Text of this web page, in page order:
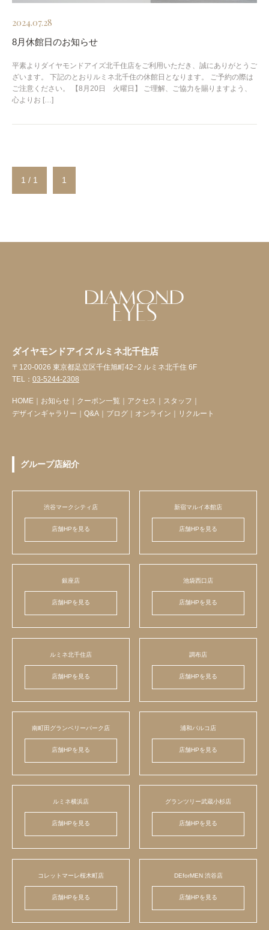
2024.07.28
8月休館日のお知らせ
平素よりダイヤモンドアイズ北千住店をご利用いただき、誠にありがとうご
ざいます。 下記のとおりルミネ北千住の休館日となります。 ご予約の際は
ご注意ください。 【8月20日 火曜日】 ご理解、ご協力を賜りますよう、
心よりお […]
1 / 1 1
ダイヤモンドアイズ ルミネ北千住店
〒120-0026 東京都足立区千住旭町42−2 ルミネ北千住 6F
TEL： 03-5244-2308
HOME お知らせ クーポン一覧 アクセス スタッフ
デザインギャラリー
Q&A ブログ オンライン リクルート
グループ店紹介
渋谷マークシティ店
店舗HPを見る
新宿マルイ本館店
店舗HPを見る
銀座店
店舗HPを見る
池袋西口店
店舗HPを見る
ルミネ北千住店
店舗HPを見る
調布店
店舗HPを見る
南町田グランベリーパーク店
店舗HPを見る
浦和パルコ店
店舗HPを見る
ルミネ横浜店
店舗HPを見る
グランツリー武蔵小杉店
店舗HPを見る
コレットマーレ桜木町店
店舗HPを見る
DEforMEN 渋谷店
店舗HPを見る